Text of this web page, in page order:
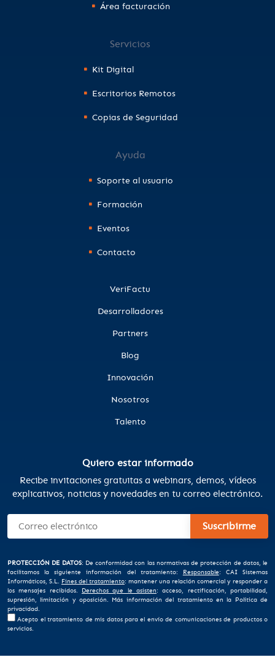
Área facturación
Servicios
Kit Digital
Escritorios Remotos
Copias de Seguridad
Ayuda
Soporte al usuario
Formación
Eventos
Contacto
VeriFactu
Desarrolladores
Partners
Blog
Innovación
Nosotros
Talento
Quiero estar informado
Recibe invitaciones gratuitas a webinars, demos, vídeos
explicativos, noticias y novedades en tu correo electrónico.
PROTECCIÓN DE DATOS: De conformidad con las normativas de protección de datos, le
facilitamos la siguiente información del tratamiento:
Responsable: CAI Sistemas
Informáticos, S.L. Fines del tratamiento: mantener una relación comercial y responder a
los mensajes recibidos. Derechos que le asisten: acceso, rectificación, portabilidad,
supresión, limitación y oposición. Más información del tratamiento en la Política de
privacidad
Acepto el tratamiento de mis datos para el envío de comunicaciones de productos o
servicios.